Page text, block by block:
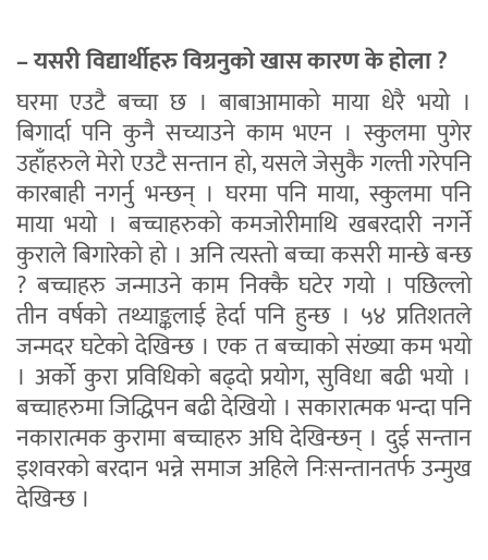
– यसरी विद्यार्थीहरु विग्रनुको खास कारण के होला ?
घरमा एउटै बच्चा छ । बाबाआमाको माया धेरै भयो ।
बिगार्दा पनि कुनै सच्याउने काम भएन । स्कुलमा पुगेर
उहाँहरुले मेरो एउटै सन्तान हो, यसले जेसुकै गल्ती गरेपनि
कारबाही नगर्नु भन्छन् । घरमा पनि माया, स्कुलमा पनि
माया भयो । बच्चाहरुको कमजोरीमाथि खबरदारी नगर्ने
कुराले बिगारेको हो । अनि त्यस्तो बच्चा कसरी मान्छे बन्छ
? बच्चाहरु जन्माउने काम निक्कै घटेर गयो । पछिल्लो
तीन वर्षको तथ्याङ्कलाई हेर्दा पनि हुन्छ । ५४ प्रतिशतले
जन्मदर घटेको देखिन्छ । एक त बच्चाको संख्या कम भयो
। अर्को कुरा प्रविधिको बढ्दो प्रयोग, सुविधा बढी भयो ।
बच्चाहरुमा जिद्धिपन बढी देखियो । सकारात्मक भन्दा पनि
नकारात्मक कुरामा बच्चाहरु अघि देखिन्छन् । दुई सन्तान
इशवरको बरदान भन्ने समाज अहिले निःसन्तानतर्फ उन्मुख
देखिन्छ ।